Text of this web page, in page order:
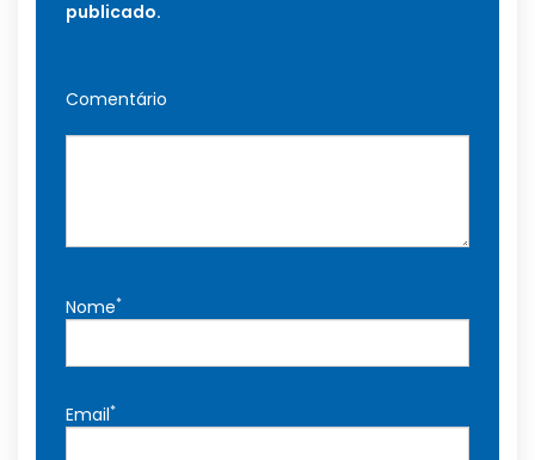
publicado.
Comentário
Nome*
Email*